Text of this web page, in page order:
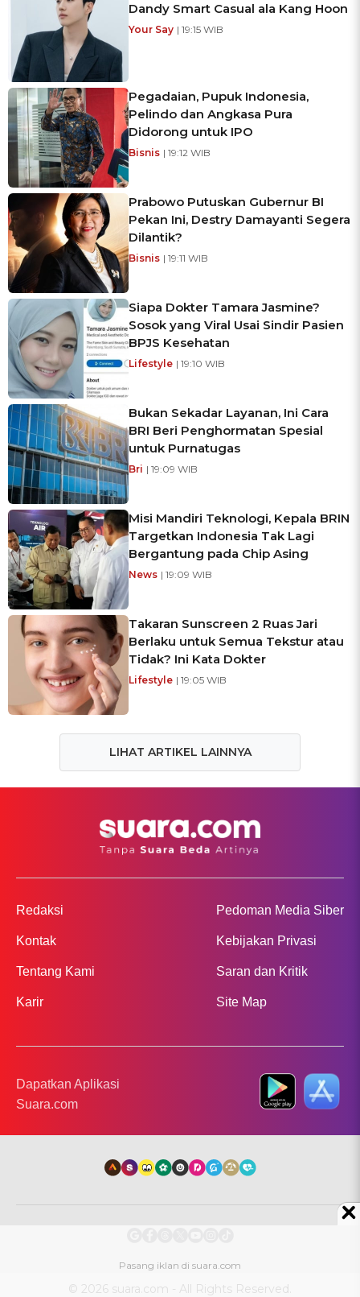
Dandy Smart Casual ala Kang Hoon
Your Say | 19:15 WIB
Pegadaian, Pupuk Indonesia,
Pelindo dan Angkasa Pura
Didorong untuk IPO
Bisnis | 19:12 WIB
Prabowo Putuskan Gubernur BI
Pekan Ini, Destry Damayanti Segera
Dilantik?
Bisnis | 19:11 WIB
Siapa Dokter Tamara Jasmine?
Sosok yang Viral Usai Sindir Pasien
BPJS Kesehatan
Lifestyle | 19:10 WIB
Bukan Sekadar Layanan, Ini Cara
BRI Beri Penghormatan Spesial
untuk Purnatugas
Bri | 19:09 WIB
Misi Mandiri Teknologi, Kepala BRIN
Targetkan Indonesia Tak Lagi
Bergantung pada Chip Asing
News | 19:09 WIB
Takaran Sunscreen 2 Ruas Jari
Berlaku untuk Semua Tekstur atau
Tidak? Ini Kata Dokter
Lifestyle | 19:05 WIB
LIHAT ARTIKEL LAINNYA
Redaksi
Kontak
Tentang Kami
Karir
Pedoman Media Siber
Kebijakan Privasi
Saran dan Kritik
Site Map
Dapatkan Aplikasi
Suara.com
© 2026 suara.com - All Rights Reserved.